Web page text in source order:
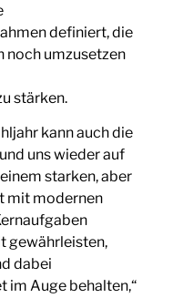
definiert, die
noch umzusetzen
stärken.
kann auch die
uns wieder auf
starken, aber
mit modernen
gewährleisten,
dabei
im Auge behalten,“